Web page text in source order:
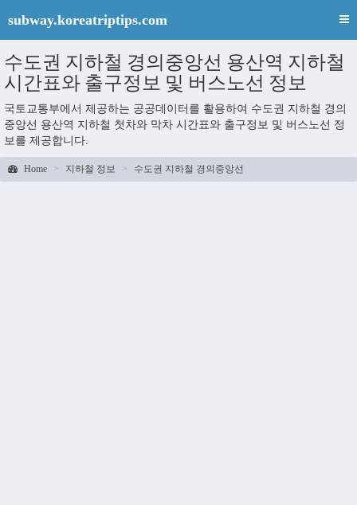
subway.koreatriptips.com
수도권 지하철 경의중앙선 용산역 지하철
시간표와 출구정보 및 버스노선 정보
국토교통부에서 제공하는 공공데이터를 활용하여 수도권 지하철 경의
중앙선 용산역 지하철 첫차와 막차 시간표와 출구정보 및 버스노선 정
보를 제공합니다.
Home 지하철 정보 수도권 지하철 경의중앙선